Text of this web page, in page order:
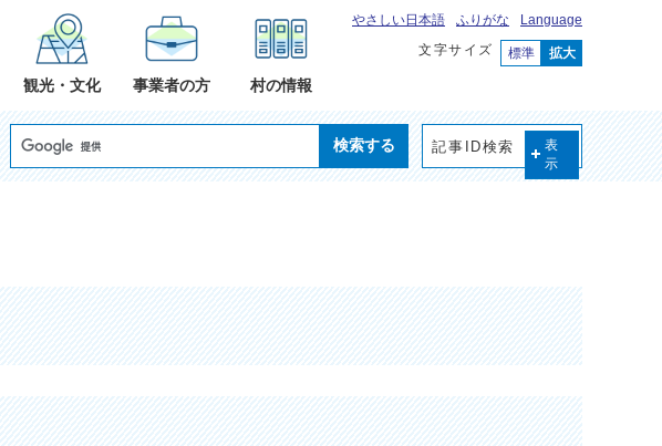
観光・文化 事業者の方 村の情報
やさしい日本語 ふりがな
Language
文字サイズ
標準 拡大
検索する 記事ID検索
表
示